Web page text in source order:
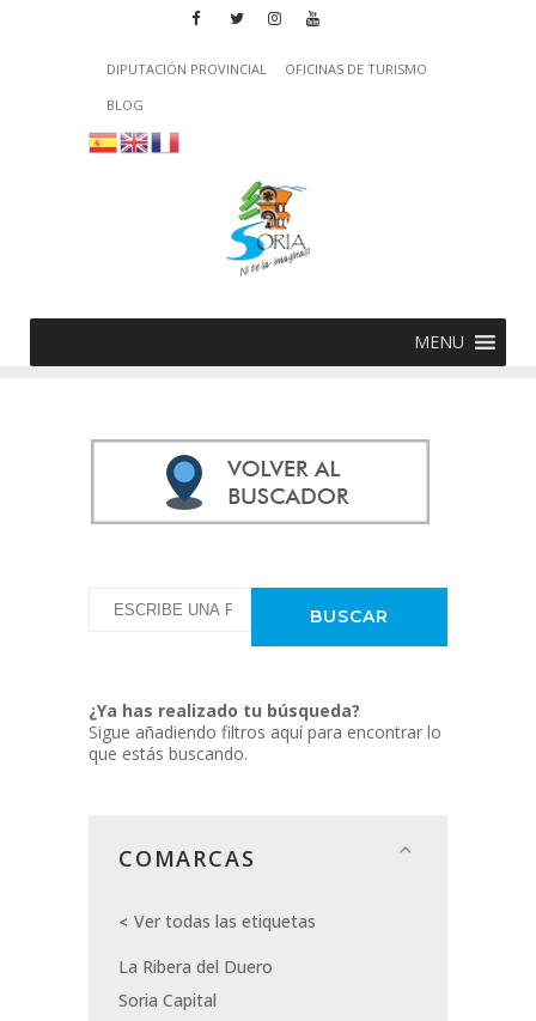
DIPUTACIÓN PROVINCIAL
OFICINAS DE TURISMO
BLOG
MENU
¿Ya has realizado tu búsqueda?
Sigue añadiendo filtros aquí para encontrar lo
que estás buscando.
COMARCAS
Ver todas las etiquetas
La Ribera del Duero
Soria Capital